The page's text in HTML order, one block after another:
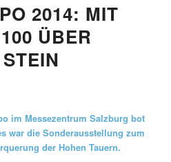
2014: MIT
ÜBER
im Messezentrum Salzburg bot
war die Sonderausstellung zum
der Hohen Tauern.